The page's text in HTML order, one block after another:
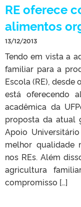
RE oferece
alimentos
13/12/2013
Tendo em vista a
familiar para a
Escola (RE), desde
está oferecendo
acadêmica da
proposta da atual
Apoio
melhor qualidade
nos REs. Além
agricultura
compromisso […]